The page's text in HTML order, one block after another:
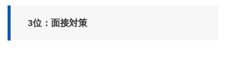
3位：面接対策